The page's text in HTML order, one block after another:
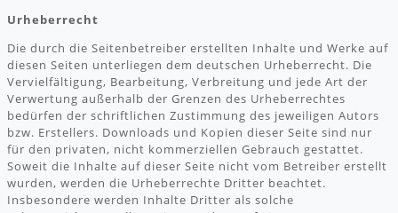
Urheberrecht
Die durch die Seitenbetreiber erstellten Inhalte und Werke auf
diesen Seiten unterliegen dem deutschen Urheberrecht. Die
Vervielfältigung, Bearbeitung, Verbreitung und jede Art der
Verwertung außerhalb der Grenzen des Urheberrechtes
bedürfen der schriftlichen Zustimmung des jeweiligen Autors
bzw. Erstellers. Downloads und Kopien dieser Seite sind nur
für den privaten, nicht kommerziellen Gebrauch gestattet.
Soweit die Inhalte auf dieser Seite nicht vom Betreiber erstellt
wurden, werden die Urheberrechte Dritter beachtet.
Insbesondere werden Inhalte Dritter als solche